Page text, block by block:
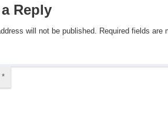
Reply
will not be published. Required fields are
*